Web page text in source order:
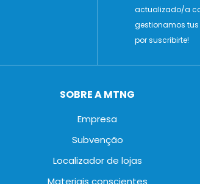
actualizado/a
gestionamos tus
por suscribirte!
SOBRE A MTNG
Empresa
Subvenção
Localizador de lojas
Materiais conscientes